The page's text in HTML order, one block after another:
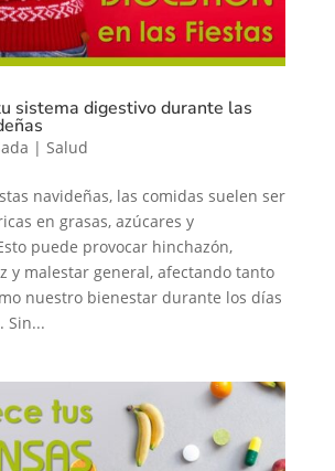
sistema digestivo durante las
| Salud
navideñas, las comidas suelen ser
en grasas, azúcares y
puede provocar hinchazón,
y malestar general, afectando tanto
nuestro bienestar durante los días
Sin...